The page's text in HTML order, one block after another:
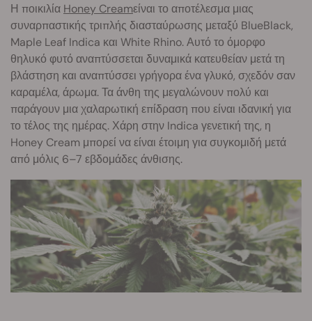
Η ποικιλία Honey Creamείναι το αποτέλεσμα μιας
συναρπαστικής τριπλής διασταύρωσης μεταξύ BlueBlack,
Maple Leaf Indica και White Rhino. Αυτό το όμορφο
θηλυκό φυτό αναπτύσσεται δυναμικά κατευθείαν μετά τη
βλάστηση και αναπτύσσει γρήγορα ένα γλυκό, σχεδόν σαν
καραμέλα, άρωμα. Τα άνθη της μεγαλώνουν πολύ και
παράγουν μια χαλαρωτική επίδραση που είναι ιδανική για
το τέλος της ημέρας. Χάρη στην Indica γενετική της, η
Honey Cream μπορεί να είναι έτοιμη για συγκομιδή μετά
από μόλις 6–7 εβδομάδες άνθισης.